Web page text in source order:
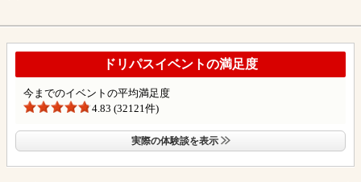
ドリパスイベントの満足度
今までのイベントの平均満足度
4.83 (32121件)
実際の体験談を表示